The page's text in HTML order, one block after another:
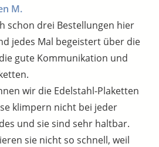
M.
schon drei Bestellungen hier
jedes Mal begeistert über die
gute Kommunikation und
wir die Edelstahl-Plaketten
klimpern nicht bei jeder
und sie sind sehr haltbar.
sie nicht so schnell, weil